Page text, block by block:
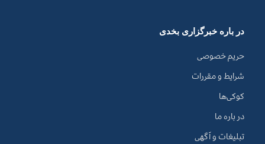
در باره خبرگزاری بخدی
حریم خصوصی
شرایط و مقررات
کوکی‌ها
در باره ما
تبلیغات و آگهی